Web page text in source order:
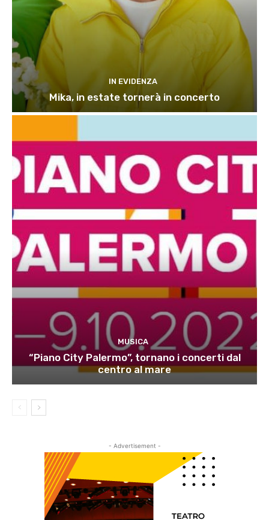
IN EVIDENZA
Mika, in estate tornerà in concerto
MUSICA
“Piano City Palermo”, tornano i concerti dal
centro al mare
- Advertisement -